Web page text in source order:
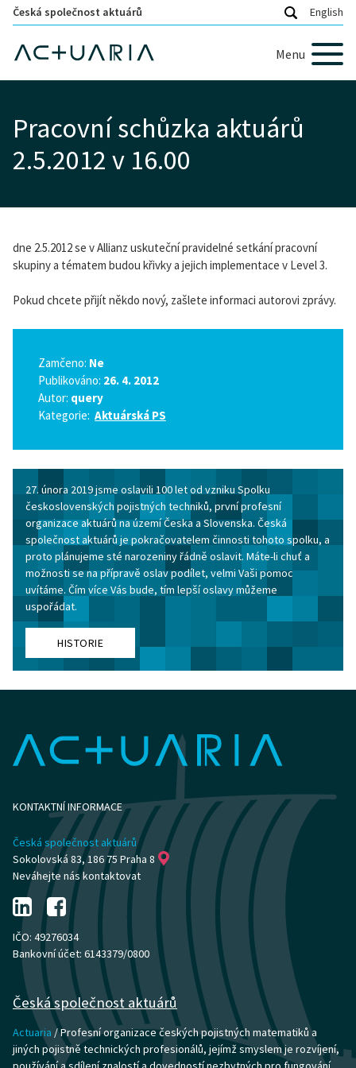
Česká společnost aktuárů English
Menu
Pracovní schůzka aktuárů
2.5.2012 v 16.00
dne 2.5.2012 se v Allianz uskuteční pravidelné setkání pracovní
skupiny a tématem budou křivky a jejich implementace v Level 3.
Pokud chcete přijít někdo nový, zašlete informaci autorovi zprávy.
Zamčeno: Ne
Publikováno: 26. 4. 2012
Autor: query
Kategorie: Aktuárská PS
27. února 2019 jsme oslavili 100 let od vzniku Spolku
československých pojistných techniků, první profesní
organizace aktuárů na území Česka a Slovenska. Česká
společnost aktuárů je pokračovatelem činnosti tohoto spolku, a
proto plánujeme sté narozeniny řádně oslavit. Máte-li chuť a
možnosti se na přípravě oslav podílet, velmi Vaši pomoc
uvítáme. Čím více Vás bude, tím lepší oslavy můžeme
uspořádat.
HISTORIE
KONTAKTNÍ INFORMACE
Česká společnost aktuárů
Sokolovská 83, 186 75 Praha 8
Neváhejte nás kontaktovat
IČO: 49276034
Bankovní účet: 6143379/0800
Česká společnost aktuárů
Actuaria / Profesní organizace českých pojistných matematiků a
jiných pojistně technických profesionálů, jejímž smyslem je rozvíjení,